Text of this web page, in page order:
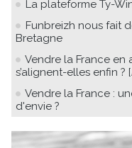
La plateforme Ty-
Funbreizh nous fait
Bretagne
Vendre la France en
s’alignent-elles enfin ?
Vendre la France :
d'envie ?